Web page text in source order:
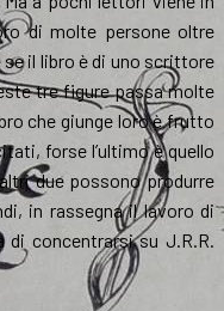
di molte persone oltre
se il libro è di uno scrittore
tre figure passa molte
che giunge loro è frutto
forse l’ultimo è quello
due possono produrre
in rassegna il lavoro di
concentrarsi su J.R.R.